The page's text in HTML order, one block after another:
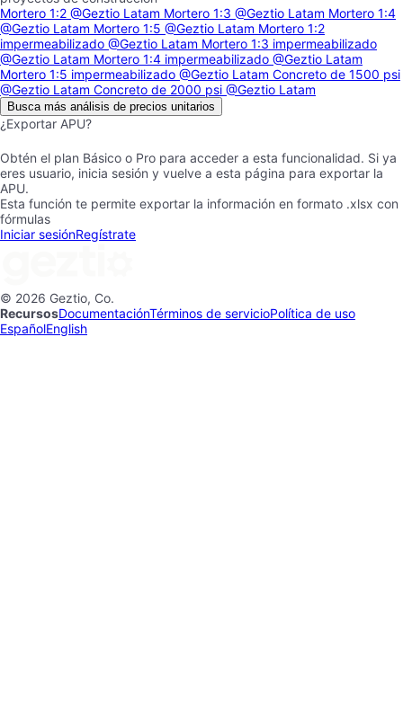
Mortero 1:2 @Geztio Latam Mortero 1:3 @Geztio Latam Mortero 1:4
@Geztio Latam Mortero 1:5 @Geztio Latam Mortero 1:2
impermeabilizado @Geztio Latam Mortero 1:3 impermeabilizado
@Geztio Latam Mortero 1:4 impermeabilizado @Geztio Latam
Mortero 1:5 impermeabilizado @Geztio Latam Concreto de 1500 psi
@Geztio Latam Concreto de 2000 psi @Geztio Latam
Busca más análisis de precios unitarios
¿Exportar APU?
Obtén el plan Básico o Pro para acceder a esta funcionalidad. Si ya
eres usuario, inicia sesión y vuelve a esta página para exportar la
APU.
Esta función te permite exportar la información en formato .xlsx con
fórmulas
Iniciar sesiónRegístrate
© 2026 Geztio, Co.
RecursosDocumentaciónTérminos de servicioPolítica de uso
EspañolEnglish